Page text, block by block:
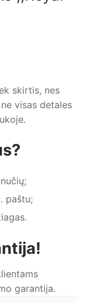
skirtis, nes
visas detales
paštu;
garantija.